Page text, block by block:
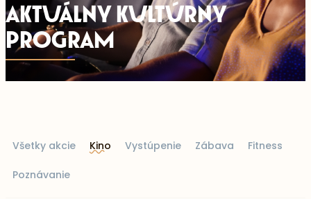
AKTUÁLNY KULTÚRNY
PROGRAM
Všetky akcie Kino Vystúpenie Zábava Fitness
Poznávanie